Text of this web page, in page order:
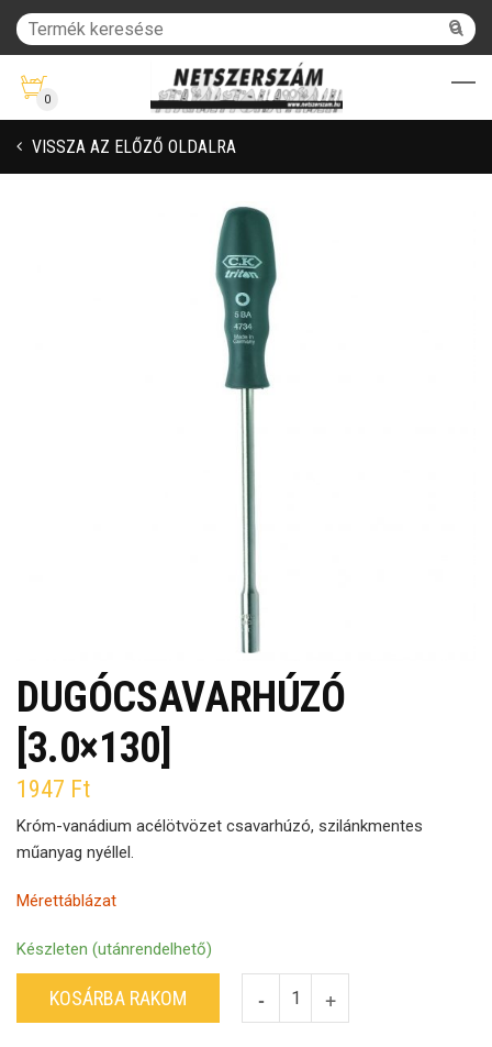
0
VISSZA AZ ELŐZŐ OLDALRA
DUGÓCSAVARHÚZÓ
[3.0×130]
1947 Ft
Króm-vanádium acélötvözet csavarhúzó, szilánkmentes
műanyag nyéllel.
Mérettáblázat
Készleten (utánrendelhető)
KOSÁRBA RAKOM